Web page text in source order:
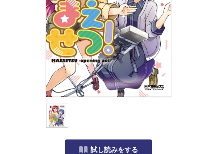
試し読みをする